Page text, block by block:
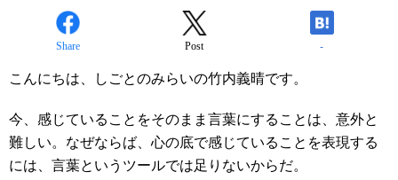
Share Post -
こんにちは、しごとのみらいの竹内義晴です。
今、感じていることをそのまま言葉にすることは、意外と
難しい。なぜならば、心の底で感じていることを表現する
には、言葉というツールでは足りないからだ。